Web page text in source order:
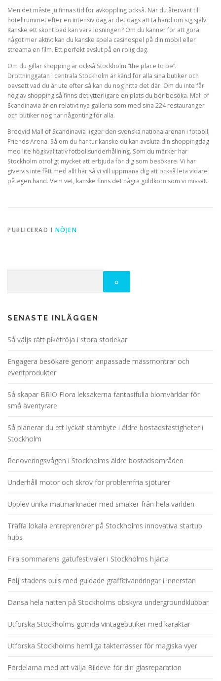
Men det måste ju finnas tid för avkoppling också. När du återvänt till
hotellrummet efter en intensiv dag är det dags att ta hand om sig själv.
Kanske ett skönt bad kan vara lösningen? Om du känner för att göra
något mer aktivt kan du kanske spela casinospel på din mobil eller
streama en film. Ett perfekt avslut på en rolig dag.
Om du gillar shopping är också Stockholm ”the place to be”.
Drottninggatan i centrala Stockholm är känd för alla sina butiker och
oavsett vad du är ute efter så kan du nog hitta det där. Om du inte får
nog av shopping så finns det ytterligare en plats du bör besöka. Mall of
Scandinavia är en relativt nya galleria som med sina 224 restauranger
och butiker nog har någonting för alla.
Bredvid Mall of Scandinavia ligger den svenska nationalarenan i fotboll,
Friends Arena. Så om du har tur kanske du kan avsluta din shoppingdag
med lite högkvalitativ fotbollsunderhållning. Som du märker har
Stockholm otroligt mycket att erbjuda för dig som besökare. Vi har
givetvis inte fått med allt här så vi vill uppmana dig att också leta vidare
på egen hand. Vem vet, kanske finns det några guldkorn som vi missat.
PUBLICERAD I NÖJEN
SENASTE INLÄGGEN
Så väljs rätt pikétröja i stora storlekar
Engagera besökare genom anpassade mässmontrar och
eventprodukter
Så skapar BRIO Flora leksakerna fantasifulla blomvärldar för
små äventyrare
Så planerar du ett lyckat stambyte i äldre bostadsfastigheter i
Stockholm
Renoveringsvågen i Stockholms äldre bostadsområden
Underhåll motor och skrov för problemfria sjöturer
Upplev unika matmarknader med smaker från hela världen
Träffa lokala entreprenörer på Stockholms innovativa startup
hubs
Fira sommarens gatufestivaler i Stockholms hjärta
Följ stadens puls med guidade graffitivandringar i innerstan
Dansa hela natten på Stockholms obskyra undergroundklubbar
Utforska Stockholms gömda vintagebutiker med karaktär
Utforska Stockholms hemliga takterrasser för magiska vyer
Fördelarna med att välja Bildeve för din glasreparation